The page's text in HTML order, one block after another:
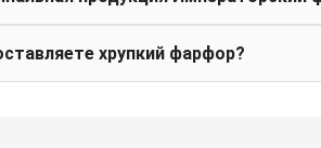
хрупкий фарфор?